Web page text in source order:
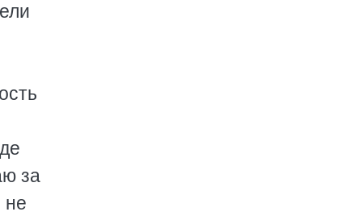
за
не